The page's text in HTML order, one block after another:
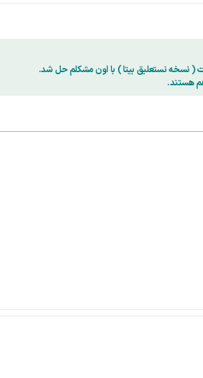
( نسخه نستعلیق بیتا ) با اون مشکلم حل شد.
هستند.